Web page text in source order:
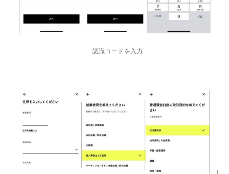
認識コードを入力